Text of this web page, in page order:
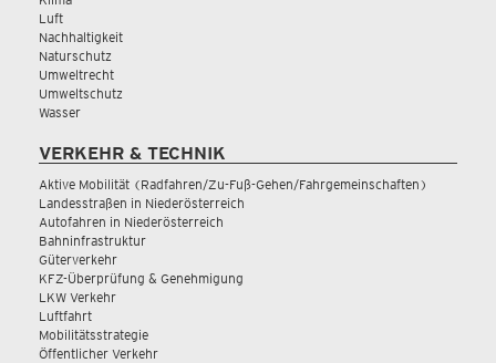
Luft
Nachhaltigkeit
Naturschutz
Umweltrecht
Umweltschutz
Wasser
VERKEHR & TECHNIK
Aktive Mobilität (Radfahren/Zu-Fuß-Gehen/Fahrgemeinschaften)
Landesstraßen in Niederösterreich
Autofahren in Niederösterreich
Bahninfrastruktur
Güterverkehr
KFZ-Überprüfung & Genehmigung
LKW Verkehr
Luftfahrt
Mobilitätsstrategie
Öffentlicher Verkehr